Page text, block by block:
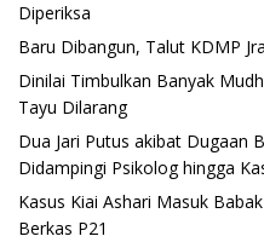
Diperiksa
Baru Dibangun, Talut KDMP
Dinilai Timbulkan Banyak
Tayu Dilarang
Dua Jari Putus akibat Dugaan
Didampingi Psikolog hingga
Kasus Kiai Ashari Masuk
Berkas P21